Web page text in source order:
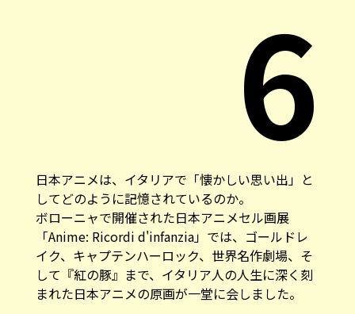
6
日本アニメは、イタリアで「懐かしい思い出」と
してどのように記憶されているのか。
ボローニャで開催された日本アニメセル画展
「Anime: Ricordi d'infanzia」では、ゴールドレ
イク、キャプテンハーロック、世界名作劇場、そ
して『紅の豚』まで、イタリア人の人生に深く刻
まれた日本アニメの原画が一堂に会しました。